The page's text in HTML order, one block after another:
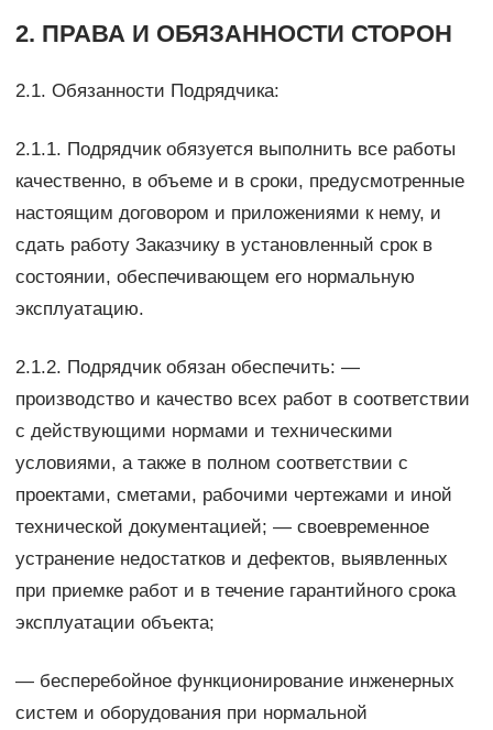
2. ПРАВА И ОБЯЗАННОСТИ СТОРОН
2.1. Обязанности Подрядчика:
2.1.1. Подрядчик обязуется выполнить все работы
качественно, в объеме и в сроки, предусмотренные
настоящим договором и приложениями к нему, и
сдать работу Заказчику в установленный срок в
состоянии, обеспечивающем его нормальную
эксплуатацию.
2.1.2. Подрядчик обязан обеспечить: —
производство и качество всех работ в соответствии
с действующими нормами и техническими
условиями, а также в полном соответствии с
проектами, сметами, рабочими чертежами и иной
технической документацией; — своевременное
устранение недостатков и дефектов, выявленных
при приемке работ и в течение гарантийного срока
эксплуатации объекта;
— бесперебойное функционирование инженерных
систем и оборудования при нормальной